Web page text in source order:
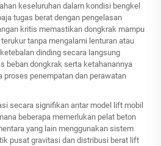
keseluruhan dalam kondisi bengkel
tugas berat dengan pengelasan
kritis memastikan dongkrak mampu
tanpa mengalami lenturan atau
dinding secara langsung
beban dongkrak serta ketahanannya
proses penempatan dan perawatan
secara signifikan antar model lift mobil
beberapa memerlukan pelat beton
yang lain menggunakan sistem
pusat gravitasi dan distribusi berat lift